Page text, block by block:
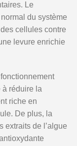
Le
du système
cellules contre
levure enrichie
à réduire la
riche en
De plus, la
extraits de l’algue